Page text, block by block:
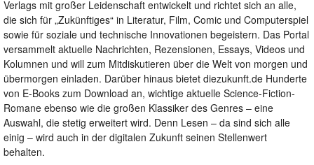
Verlags mit großer Leidenschaft entwickelt und richtet sich an alle,
die sich für „Zukünftiges“ in Literatur, Film, Comic und Computerspiel
sowie für soziale und technische Innovationen begeistern. Das Portal
versammelt aktuelle Nachrichten, Rezensionen, Essays, Videos und
Kolumnen und will zum Mitdiskutieren über die Welt von morgen und
übermorgen einladen. Darüber hinaus bietet diezukunft.de Hunderte
von E-Books zum Download an, wichtige aktuelle Science-Fiction-
Romane ebenso wie die großen Klassiker des Genres – eine
Auswahl, die stetig erweitert wird. Denn Lesen – da sind sich alle
einig – wird auch in der digitalen Zukunft seinen Stellenwert
behalten.